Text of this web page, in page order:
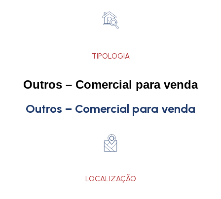
TIPOLOGIA
Outros – Comercial para venda
Outros – Comercial para venda
LOCALIZAÇÃO